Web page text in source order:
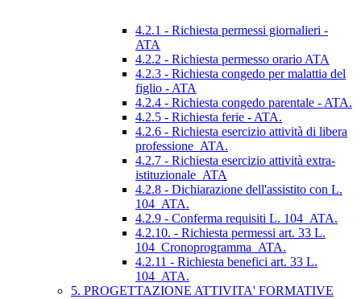
4.2.1 - Richiesta permessi giornalieri -
ATA
4.2.2 - Richiesta permesso orario ATA
4.2.3 - Richiesta congedo per malattia del
figlio - ATA
4.2.4 - Richiesta congedo parentale - ATA.
4.2.5 - Richiesta ferie - ATA.
4.2.6 - Richiesta esercizio attività di libera
professione_ATA.
4.2.7 - Richiesta esercizio attività extra-
istituzionale_ATA
4.2.8 - Dichiarazione dell'assistito con L.
104_ATA.
4.2.9 - Conferma requisiti L. 104_ATA.
4.2.10. - Richiesta permessi art. 33 L.
104_Cronoprogramma_ATA.
4.2.11 - Richiesta benefici art. 33 L.
104_ATA.
5. PROGETTAZIONE ATTIVITA' FORMATIVE